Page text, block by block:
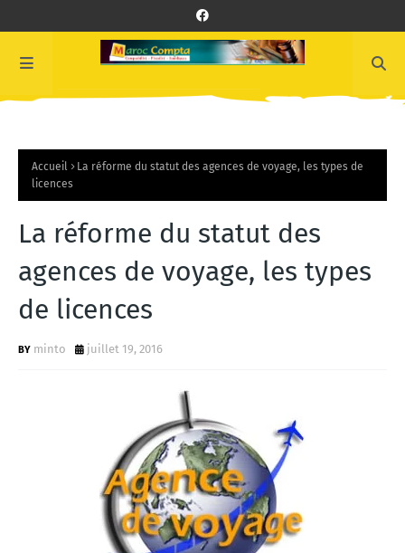
Accueil
La réforme du statut des agences de voyage, les types de
licences
La réforme du statut des
agences de voyage, les types
de licences
minto juillet 19, 2016